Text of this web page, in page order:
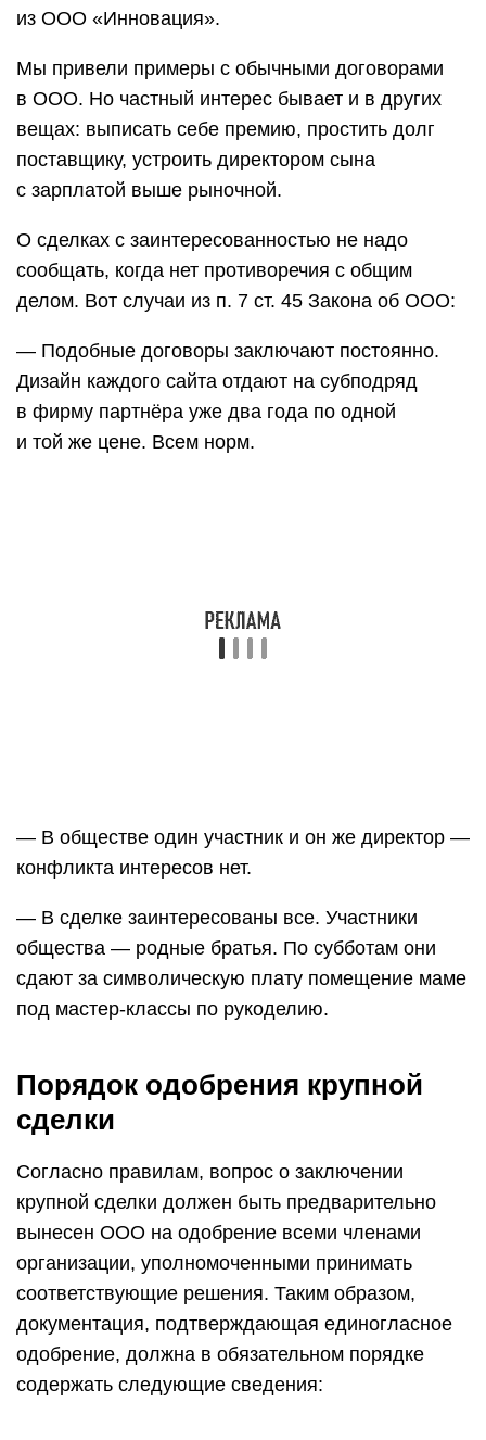
из ООО «Инновация».
Мы привели примеры с обычными договорами
в ООО. Но частный интерес бывает и в других
вещах: выписать себе премию, простить долг
поставщику, устроить директором сына
с зарплатой выше рыночной.
О сделках с заинтересованностью не надо
сообщать, когда нет противоречия с общим
делом. Вот случаи из п. 7 ст. 45 Закона об ООО:
— Подобные договоры заключают постоянно.
Дизайн каждого сайта отдают на субподряд
в фирму партнёра уже два года по одной
и той же цене. Всем норм.
— В обществе один участник и он же директор —
конфликта интересов нет.
— В сделке заинтересованы все. Участники
общества — родные братья. По субботам они
сдают за символическую плату помещение маме
под мастер-классы по рукоделию.
Порядок одобрения крупной
сделки
Согласно правилам, вопрос о заключении
крупной сделки должен быть предварительно
вынесен ООО на одобрение всеми членами
организации, уполномоченными принимать
соответствующие решения. Таким образом,
документация, подтверждающая единогласное
одобрение, должна в обязательном порядке
содержать следующие сведения: